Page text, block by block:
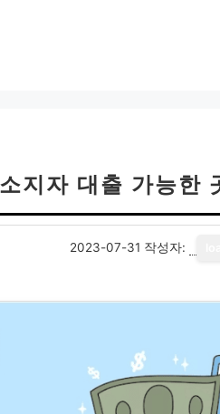
지자 대출 가능한
2023-07-31 작성자: